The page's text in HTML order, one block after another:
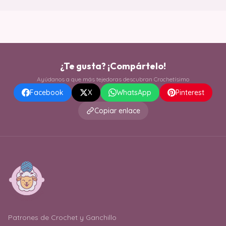
¿Te gusta? ¡Compártelo!
Ayúdanos a que más tejedoras descubran Crochetísimo
Facebook X WhatsApp
Pinterest
Copiar enlace
Patrones de Crochet y Ganchillo